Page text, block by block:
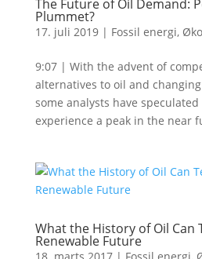
The Future of Oil Demand:
Plummet?
17. juli 2019| Fossil energi,
9:07 | With the advent of
alternatives to oil and
some analysts have
experience a peak in the near
What the History of Oil Can
Renewable Future